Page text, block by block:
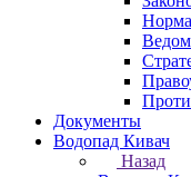
Документы
Водопад Кивач
Назад